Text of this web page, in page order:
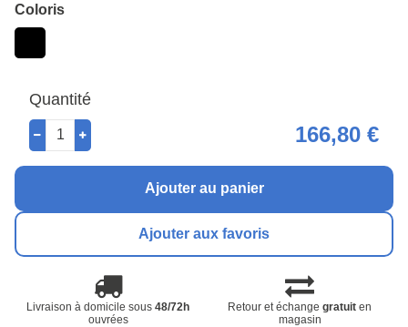
Coloris
Quantité
166,80 €
Ajouter au panier
Ajouter aux favoris
Livraison à domicile sous48/72h
ouvrées
Retour et échangegratuit en
magasin